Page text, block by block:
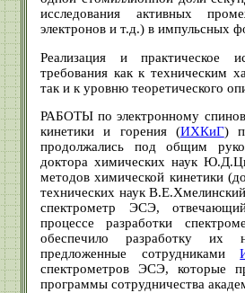
исследования активных
электронов и т.д.) в импульсных
Реализация и практическое
требования как к техническим
так и к уровню теоретического
РАБОТЫ по электронному
кинетики и горения (ИХКиГ)
продолжались под общим
доктора химических наук
методов химической кинетики
технических наук
спектрометр ЭСЭ,
процессе разработки
обеспечило разработку их
предложенные сотрудниками
спектрометров ЭСЭ, которые
программы сотрудничества